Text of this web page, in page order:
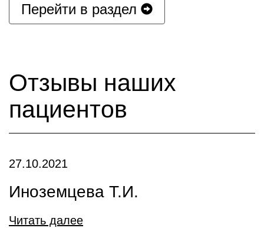
Перейти в раздел
Отзывы наших
пациентов
27.10.2021
Иноземцева Т.И.
Читать далее